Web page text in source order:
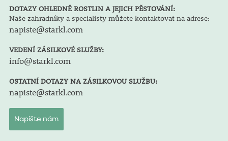
DOTAZY OHLEDNĚ ROSTLIN A JEJICH PĚSTOVÁNÍ:
Naše zahradníky a specialisty můžete kontaktovat na adrese:
napiste@starkl.com
VEDENÍ ZÁSILKOVÉ SLUŽBY:
info@starkl.com
OSTATNÍ DOTAZY NA ZÁSILKOVOU SLUŽBU:
napiste@starkl.com
Napište nám